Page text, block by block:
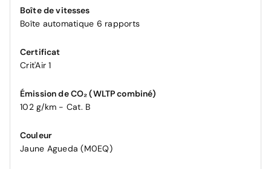
Boîte de vitesses
Boîte automatique 6 rapports
Certificat
Crit'Air 1
Émission de CO₂ (WLTP combiné)
102 g/km - Cat. B
Couleur
Jaune Agueda (M0EQ)